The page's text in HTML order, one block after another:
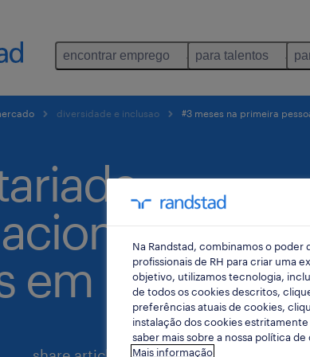
encontrar emprego para talentos
diversidade e inclusao #3 meses na primeira
- 3
em Iringa
Na Randstad, combinamos o poder
profissionais de RH para criar uma
objetivo, utilizamos tecnologia,
de todos os cookies descritos,
preferências atuais de cookies,
instalação dos cookies
saber mais sobre a nossa política de
Mais informação